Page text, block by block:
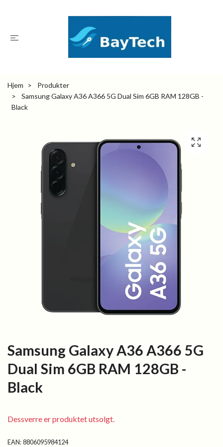
Hjem
Produkter
Samsung Galaxy A36 A366 5G Dual Sim 6GB RAM 128GB -
Black
Samsung Galaxy A36 A366 5G
Dual Sim 6GB RAM 128GB -
Black
Dessverre er produktet utsolgt.
EAN:8806095984124